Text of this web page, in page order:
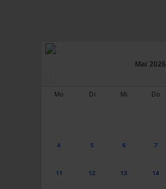
Mai 2026
Mo Di Mi Do
4 5 6 7
11 12 13 14